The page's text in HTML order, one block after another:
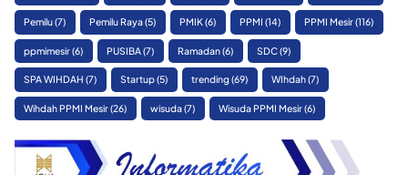
Pemilu(7) Pemilu Raya(5) PMIK(6) PPMI (14) PPMI Mesir(116)
ppmimesir(6) PUSIBA(7) Ramadan(6) SDC(9)
SPA WIHDAH (7) Startup(5) trending (69) WIhdah(7)
Wihdah PPMI Mesir(26) wisuda(7) Wisuda PPMI Mesir(6)